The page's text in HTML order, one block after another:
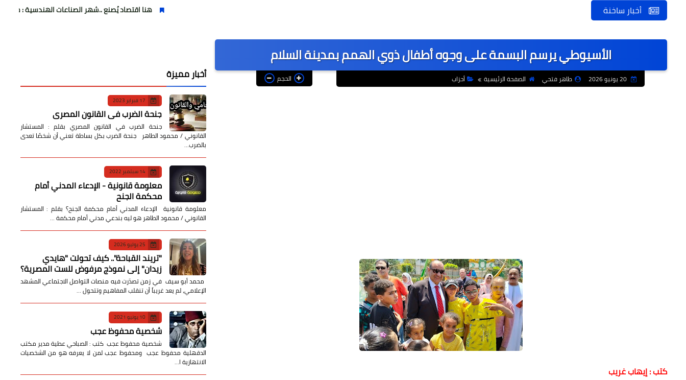
أخبار ساخنة هنا اقتصاد يُصنع ..شهر الصناعات الهندسية : حيث تتحول الفكرة إلى
الأسيوطي يرسم البسمة على وجوه أطفال ذوي الهمم بمدينة السلام
20 يونيو 2026 طاهر فتحي الصفحة الرئيسية أحزاب الحجم
كتب : إيهاب غريب
أخبار مميزة
17 فبراير 2023
جنحة الضرب في القانون المصري
جنحة الضرب في القانون المصري بقلم : المستشار
القانوني / محمود الطاهر جنحة الضرب بكل بساطة تعني أن شخصًا تعدى
بالضرب…
14 سبتمبر 2022
معلومة قانونية - الإدعاء المدني أمام
محكمة الجنح
معلومة قانونية الإدعاء المدني أمام محكمة الجنح؟ بقلم : المستشار
القانوني / محمود الطاهر هو ليه بندعي مدني أمام محكمة …
25 يوليو 2026
​"تريند القباحة".. كيف تحولت "هايدي
زيدان" إلى نموذج مرفوض للست المصرية؟
​ محمد أبو سيف ​في زمن تصدّرت فيه منصات التواصل الاجتماعي المشهد
الإعلامي، لم يعد غريباً أن تنقلب المفاهيم وتتحول …
10 يونيو 2021
شخصية محفوظ عجب
شخصية محفوظ عجب كتب : الصباحي عطية مدير مكتب
الدقهلية محفوظ عجب ومحفوظ عجب لمن لا يعرفه هو من الشخصيات
الانتهازية ا…